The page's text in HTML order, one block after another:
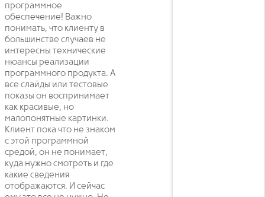
программное
обеспечение! Важно
понимать, что клиенту в
большинстве случаев не
интересны технические
нюансы реализации
программного продукта. А
все слайды или тестовые
показы он воспринимает
как красивые, но
малопонятные картинки.
Клиент пока что не знаком
с этой программной
средой, он не понимает,
куда нужно смотреть и где
какие сведения
отображаются. И сейчас